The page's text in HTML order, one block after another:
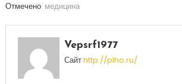
Отмечено медицина
Vepsrf1977
Сайтhttp://plho.ru/